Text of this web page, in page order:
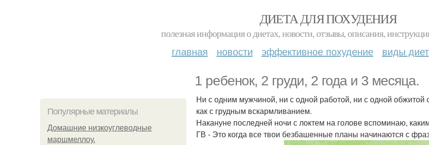
ДИЕТА ДЛЯ ПОХУДЕНИЯ
полезная информация о диетах, новости, отзывы, описания,
главная новости эффективное похудение виды диет
1 ребенок, 2 груди, 2 года и 3 месяца.
Популярные материалы
Домашние низкоуглеводные
маршмеллоу.
Ни с одним мужчиной, ни с одной работой, ни с одной обжитой
как с грудным вскармливанием.
Накануне последней ночи с локтем на голове вспоминаю,
ГВ - Это когда все твои безбашенные планы начинаются с